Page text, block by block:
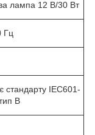
лампа 12 В/30 Вт
Гц
стандарту IEC601-
В